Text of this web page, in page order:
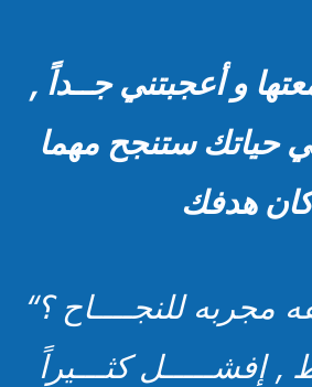
و أعجبتني جــداً ,
حياتك ستنجح مهما
كان هدفك
“هل تريد وصفه مجربه للنجــــاح ؟